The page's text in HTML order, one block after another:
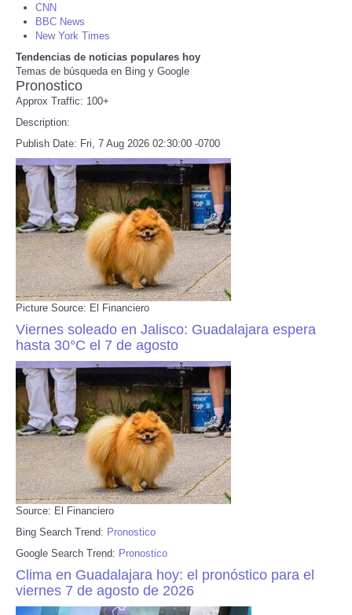
Daily Deals
RobinsPost Store
Refund Policy
CNN
BBC News
New York Times
Tendencias de noticias populares hoy
Temas de búsqueda en Bing y Google
Pronostico
Approx Traffic: 100+
Description:
Publish Date: Fri, 7 Aug 2026 02:30:00 -0700
Picture Source: El Financiero
Viernes soleado en Jalisco: Guadalajara espera
hasta 30°C el 7 de agosto
Source: El Financiero
Bing Search Trend: Pronostico
Google Search Trend: Pronostico
Clima en Guadalajara hoy: el pronóstico para el
viernes 7 de agosto de 2026